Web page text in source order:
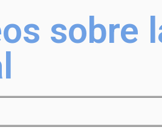
sobre